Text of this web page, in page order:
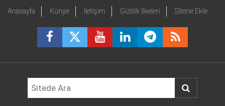
Anasayfa Künye İletişim Gizlilik İlkeleri Sitene Ekle